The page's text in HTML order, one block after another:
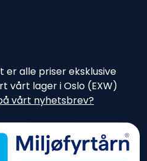
alle priser eksklusive
vårt lager i Oslo (EXW)
vårt nyhetsbrev?